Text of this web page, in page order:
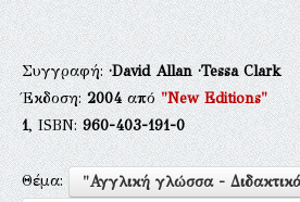
Συγγραφή:·David Allan·Tessa Clark
Έκδοση:2004από"New Editions"
1, ISBN:960-403-191-0
Θέμα:
"Αγγλική γλώσσα -